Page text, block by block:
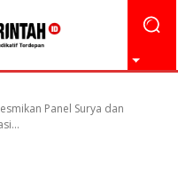
Panel Surya dan